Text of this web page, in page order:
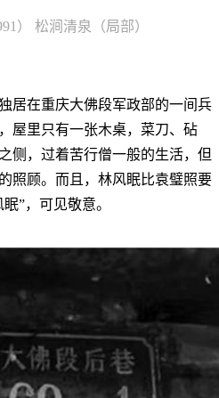
） 松涧清泉（局部）
居在重庆大佛段军政部的一间兵
屋里只有一张木桌，菜刀、砧
侧，过着苦行僧一般的生活，但
照顾。而且，林风眠比袁璧照要
”，可见敬意。